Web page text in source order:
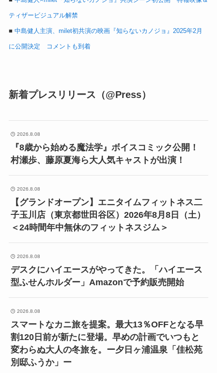
ティザービジュアル解禁
■ 中島健人主演、milet初共演の映画『知らないカノジョ』2025年2月
に公開決定 コメントも到着
新着プレスリリース（@Press）
2026.8.08
『8歳から始める魔法学』ボイスコミック公開！
村瀬歩、藤原夏海ら大人気キャストが出演！
2026.8.08
【グランドオープン】エニタイムフィットネス二
子玉川店（東京都世田谷区）2026年8月8日（土）
＜24時間年中無休のフィットネスジム＞
2026.8.08
デスクにハイエースがやってきた。「ハイエース
型ふせんホルダー」Amazonで予約販売開始
2026.8.08
スマートなカニ旅を提案。最大13％OFFとなる早
割120日前が新たに登場。早めの計画でいつもと
変わらぬ大人の冬旅を。ー夕日ヶ浦温泉「佳松苑
別邸ふうか」ー